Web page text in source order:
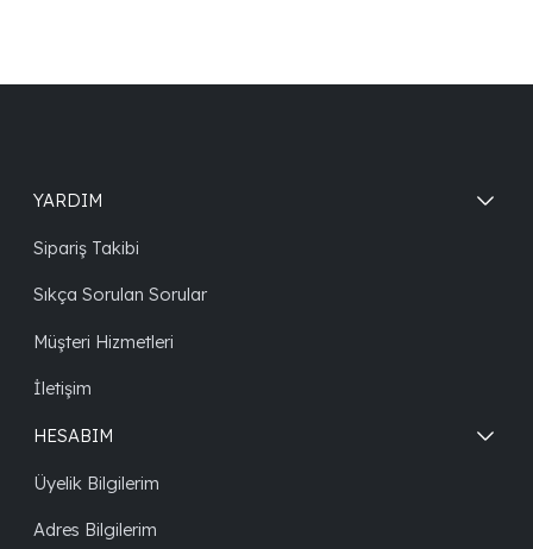
YARDIM
Sipariş Takibi
Sıkça Sorulan Sorular
Müşteri Hizmetleri
İletişim
HESABIM
Üyelik Bilgilerim
Adres Bilgilerim